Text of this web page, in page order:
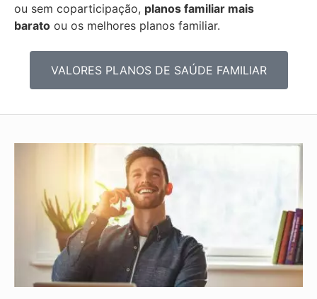
ou sem coparticipação, planos familiar mais
barato ou os melhores planos familiar.
VALORES PLANOS DE SAÚDE FAMILIAR